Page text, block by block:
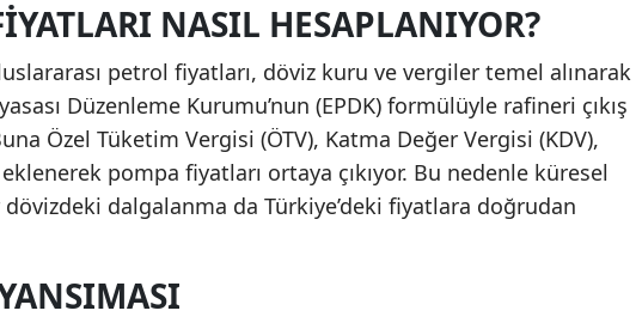
NASIL HESAPLANIYOR?
petrol fiyatları, döviz kuru ve vergiler temel alınarak
Düzenleme Kurumu’nun (EPDK) formülüyle rafineri çıkış
Özel Tüketim Vergisi (ÖTV), Katma Değer Vergisi (KDV),
eklenerek pompa fiyatları ortaya çıkıyor. Bu nedenle küresel
dalgalanma da Türkiye’deki fiyatlara doğrudan